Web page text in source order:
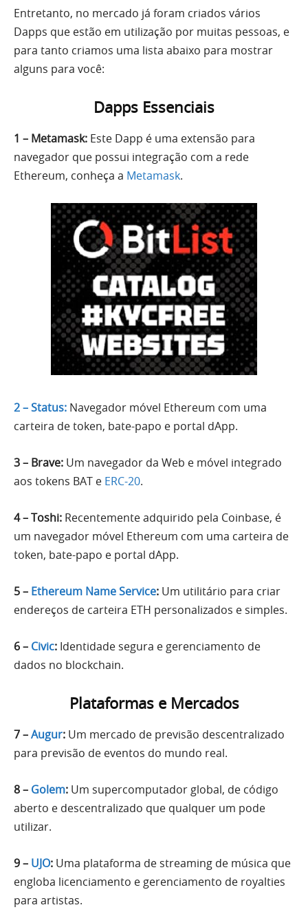
Entretanto, no mercado já foram criados vários
Dapps que estão em utilização por muitas pessoas, e
para tanto criamos uma lista abaixo para mostrar
alguns para você:
Dapps Essenciais
1 – Metamask: Este Dapp é uma extensão para
navegador que possui integração com a rede
Ethereum, conheça a Metamask.
2 – Status: Navegador móvel Ethereum com uma
carteira de token, bate-papo e portal dApp.
3 – Brave: Um navegador da Web e móvel integrado
aos tokens BAT e ERC-20.
4 – Toshi: Recentemente adquirido pela Coinbase, é
um navegador móvel Ethereum com uma carteira de
token, bate-papo e portal dApp.
5 – Ethereum Name Service: Um utilitário para criar
endereços de carteira ETH personalizados e simples.
6 – Civic: Identidade segura e gerenciamento de
dados no blockchain.
Plataformas e Mercados
7 –Augur: Um mercado de previsão descentralizado
para previsão de eventos do mundo real.
8 – Golem: Um supercomputador global, de código
aberto e descentralizado que qualquer um pode
utilizar.
9 – UJO: Uma plataforma de streaming de música que
engloba licenciamento e gerenciamento de royalties
para artistas.